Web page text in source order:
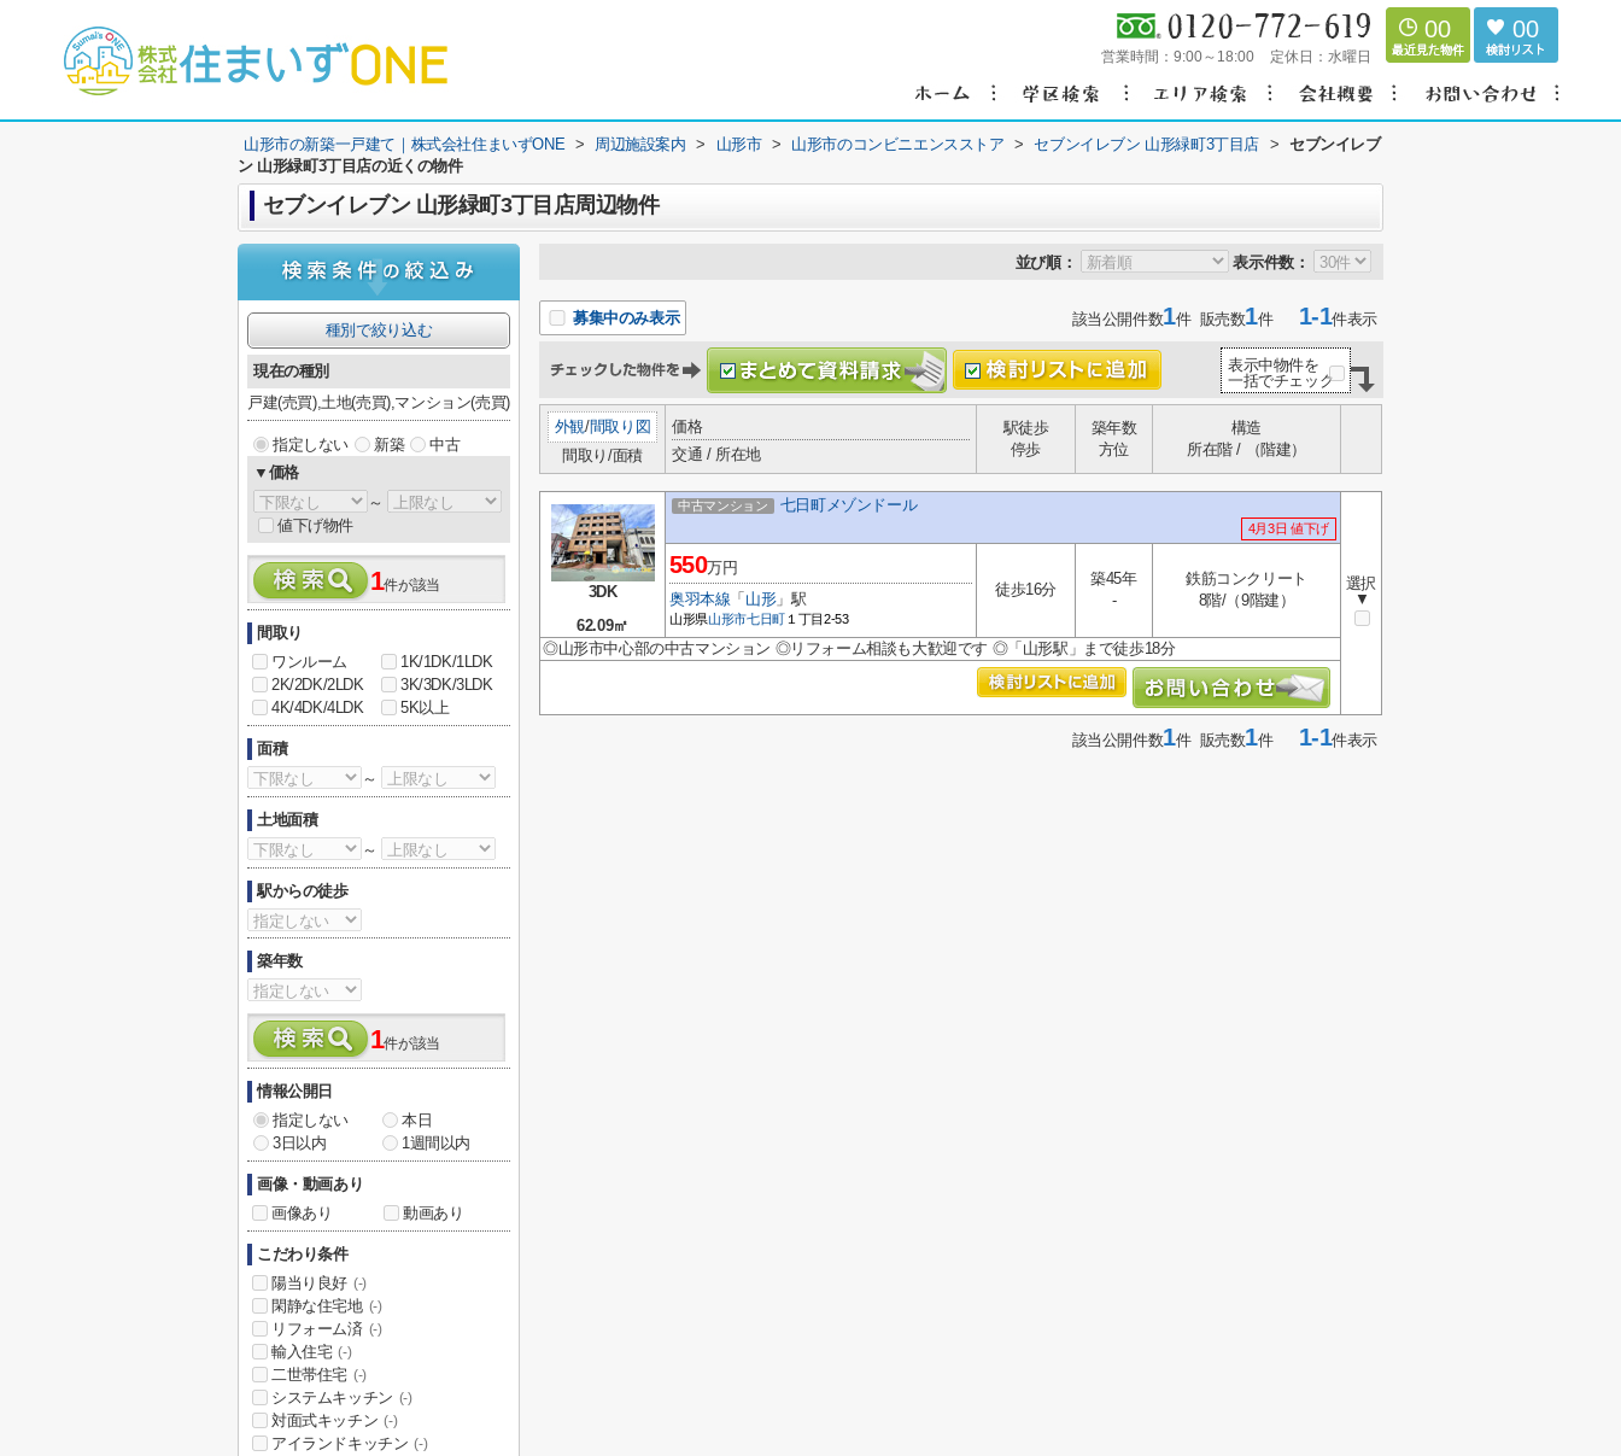
営業時間： 9:00～18:00 定休日： 水曜日
00 00
山形市の新築一戸建て｜株式会社住まいずONE > 周辺施設案内 > 山形市 > 山形市のコンビニエンスストア > セブンイレブン 山形緑町3丁目店 > セブンイレブ
ン 山形緑町3丁目店の近くの物件
セブンイレブン 山形緑町3丁目店周辺物件
並び順： 表示件数：
募集中のみ表示 該当公開件数1件 販売数1件1-1件表示
表示中物件を
一括でチェック
外観/間取り図
間取り/面積
価格
交通 / 所在地
駅徒歩
停歩
築年数
方位
構造
所在階 / （階建）
3DK
62.09㎡
中古マンション 七日町メゾンドール
4月3日 値下げ
選択
▼
550万円
奥羽本線 「 山形」駅
山形県山形市七日町 １丁目2-53
徒歩16分
築45年
-
鉄筋コンクリート
8階/（9階建）
◎山形市中心部の中古マンション ◎リフォーム相談も大歓迎です ◎「山形駅」まで徒歩18分
該当公開件数1件 販売数1件1-1件表示
種別で絞り込む
現在の種別
戸建(売買),土地(売買),マンション(売買)
指定しない 新築
中古
▼価格
～
値下げ物件
1件が該当
間取り
ワンルーム
1K/1DK/1LDK
2K/2DK/2LDK
3K/3DK/3LDK
4K/4DK/4LDK
5K以上
面積
～
土地面積
～
駅からの徒歩
築年数
1件が該当
情報公開日
指定しない
本日
3日以内
1週間以内
画像・動画あり
画像あり
動画あり
こだわり条件
陽当り良好 (-)
閑静な住宅地 (-)
リフォーム済 (-)
輸入住宅 (-)
二世帯住宅 (-)
システムキッチン (-)
対面式キッチン (-)
アイランドキッチン (-)